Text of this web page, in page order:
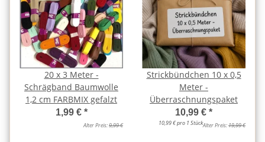
20 x 3 Meter -
Schrägband Baumwolle
1,2 cm FARBMIX gefalzt
1,99 € *
Alter Preis:9,99 €
Strickbündchen 10 x 0,5
Meter -
Überraschnungspaket
10,99 € *
10,99 € pro 1 StückAlter Preis:19,99 €